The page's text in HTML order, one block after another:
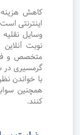
کاهش
اینترنتی
وسایل
نوبت
متخصص و
گرمسیری در
با خواندن
همچنین
کنند.